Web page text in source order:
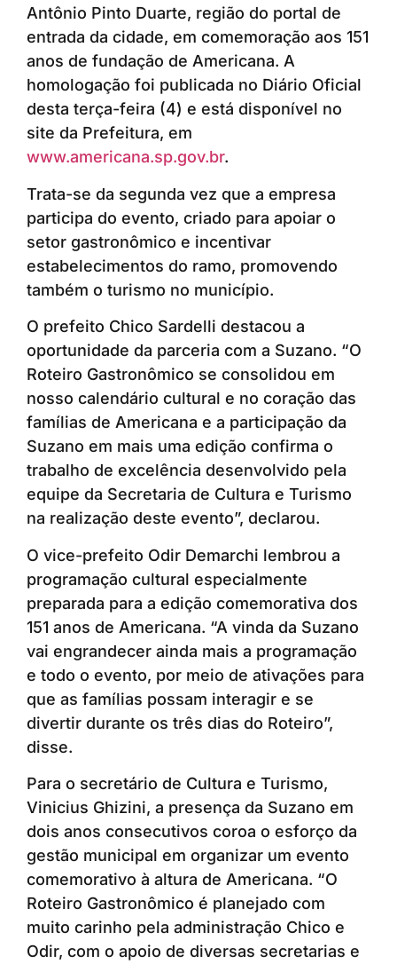
Antônio Pinto Duarte, região do portal de
entrada da cidade, em comemoração aos 151
anos de fundação de Americana. A
homologação foi publicada no Diário Oficial
desta terça-feira (4) e está disponível no
site da Prefeitura, em
www.americana.sp.gov.br.
Trata-se da segunda vez que a empresa
participa do evento, criado para apoiar o
setor gastronômico e incentivar
estabelecimentos do ramo, promovendo
também o turismo no município.
O prefeito Chico Sardelli destacou a
oportunidade da parceria com a Suzano. “O
Roteiro Gastronômico se consolidou em
nosso calendário cultural e no coração das
famílias de Americana e a participação da
Suzano em mais uma edição confirma o
trabalho de excelência desenvolvido pela
equipe da Secretaria de Cultura e Turismo
na realização deste evento”, declarou.
O vice-prefeito Odir Demarchi lembrou a
programação cultural especialmente
preparada para a edição comemorativa dos
151 anos de Americana. “A vinda da Suzano
vai engrandecer ainda mais a programação
e todo o evento, por meio de ativações para
que as famílias possam interagir e se
divertir durante os três dias do Roteiro”,
disse.
Para o secretário de Cultura e Turismo,
Vinicius Ghizini, a presença da Suzano em
dois anos consecutivos coroa o esforço da
gestão municipal em organizar um evento
comemorativo à altura de Americana. “O
Roteiro Gastronômico é planejado com
muito carinho pela administração Chico e
Odir, com o apoio de diversas secretarias e